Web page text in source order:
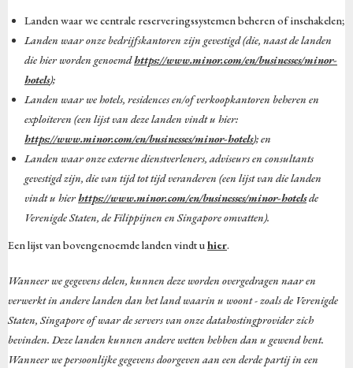
Landen waar we centrale reserveringssystemen beheren of inschakelen;
Landen waar onze bedrijfskantoren zijn gevestigd (die, naast de landen
die hier worden genoemdhttps://www.minor.com/en/businesses/minor-
hotels);
Landen waar we hotels, residences en/of verkoopkantoren beheren en
exploiteren (een lijst van deze landen vindt u hier:
https://www.minor.com/en/businesses/minor-hotels); en
Landen waar onze externe dienstverleners, adviseurs en consultants
gevestigd zijn, die van tijd tot tijd veranderen (een lijst van die landen
vindt u hierhttps://www.minor.com/en/businesses/minor-hotelsde
Verenigde Staten, de Filippijnen en Singapore omvatten).
Een lijst van bovengenoemde landen vindt uhier.
Wanneer we gegevens delen, kunnen deze worden overgedragen naar en
verwerkt in andere landen dan het land waarin u woont - zoals de Verenigde
Staten, Singapore of waar de servers van onze datahostingprovider zich
bevinden. Deze landen kunnen andere wetten hebben dan u gewend bent.
Wanneer we persoonlijke gegevens doorgeven aan een derde partij in een